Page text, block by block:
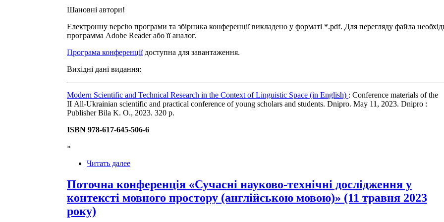
Шановні автори!
Електронну версію програми та збірника конференції викладено у форматі *.pdf. Для перегляду файла
программа Adobe Reader або її аналог.
Програма конференціїдоступна для завантаження.
Вихідні дані видання:
Modern Scientific and Technical Research in the Context of Linguistic Space (in English) : Conference materials of the
II All-Ukrainian scientific and practical conference of young scholars and students. Dnipro. May 11, 2023. Dnipro :
Publisher Bila K. O., 2023. 320 p.
ISBN 978-617-645-506-6
»
Читать далее
Поточна конференція «Сучасні науково-технічні дослідження у
контексті мовного простору (англійською мовою)» (11 травня 2023
року)